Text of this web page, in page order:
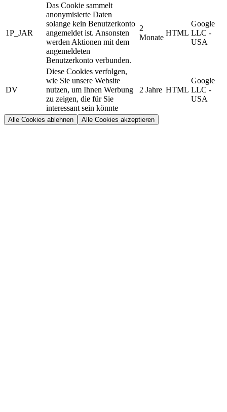
1P_JAR
Das Cookie sammelt
anonymisierte Daten
solange kein Benutzerkonto
angemeldet ist. Ansonsten
werden Aktionen mit dem
angemeldeten
Benutzerkonto verbunden.
2
Monate
HTML
Google
LLC -
USA
DV
Diese Cookies verfolgen,
wie Sie unsere Website
nutzen, um Ihnen Werbung
zu zeigen, die für Sie
interessant sein könnte
2 Jahre HTML
Google
LLC -
USA
Alle Cookies ablehnen Alle Cookies akzeptieren